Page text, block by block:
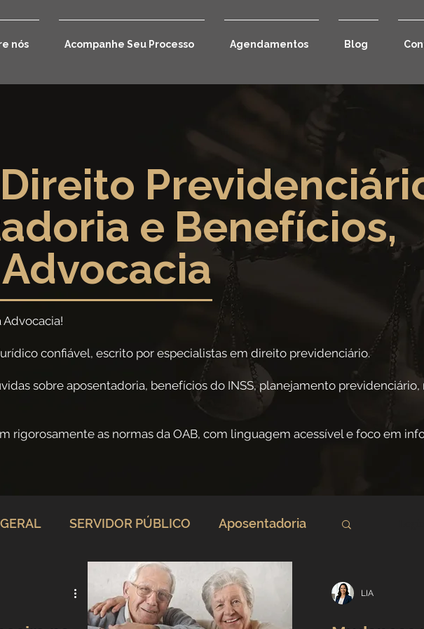
nós Acompanhe Seu Processo Agendamentos Blog
e Benefícios,
confiável, escrito por especialistas em direito previdenciário.
sobre aposentadoria, benefícios do INSS, planejamento
rigorosamente as normas da OAB, com linguagem acessível e foco em
SERVIDOR PÚBLICO Aposentadoria
Direito Previdenciário
LIA